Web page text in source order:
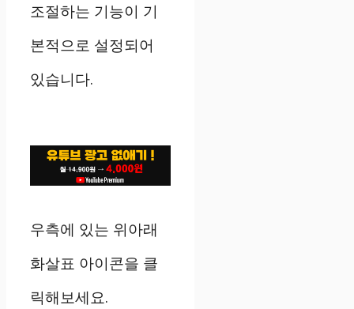
조절하는 기능이 기
본적으로 설정되어
있습니다.
우측에 있는 위아래
화살표 아이콘을 클
릭해보세요.